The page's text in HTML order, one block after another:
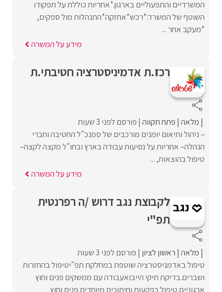
המשרדיים והתפעוליים בארגון.*אחריות כוללת על תפקודו
השוטף של המשרד:*רכש*אחזקה*התנהלות מול ספקים,
*מעקב אחר ...
מידע על המשרה
רכז.ת אדמיניסטרציה חטיבתי.ת
מלאה פתח תקווה פורסם לפני 3 שעות
– ניהול ותיאום יומנים מורכבים של סמנכ"ל החטיבה וחברי
הנהלה– אחריות על נסיעות עבודה בארץ ובחו"ל מקצה לקצה–
טיפול בהוצאות, ...
מידע על המשרה
לקבוצת נגב דרוש /ה רפרנטית
תפ"י
מלאה ראשון לציון פורסם לפני 3 שעות
טיפול באדמניסטרציה שוטפת במחלקת תפ"יטיפול בהחזרות
ושברים.בדיקת תיקי הייבואעבודה עם ממשקים פנים וחוץ
ארגוניים.טיפול בפקעות וחיתוכים מיוחדים פנים וחוץ